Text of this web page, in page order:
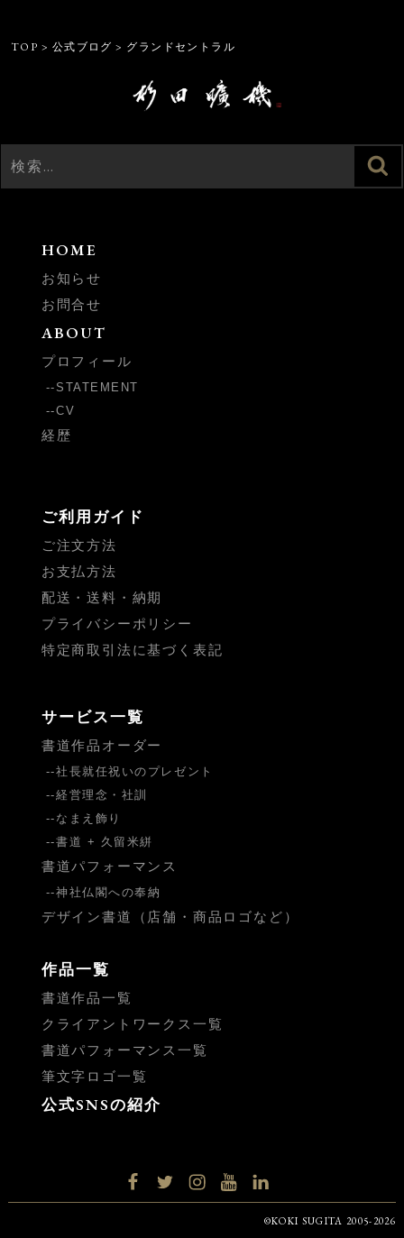
TOP > 公式ブログ > グランドセントラル
検
索:
HOME
お知らせ
お問合せ
ABOUT
プロフィール
STATEMENT
CV
経歴
ご利用ガイド
ご注文方法
お支払方法
配送・送料・納期
プライバシーポリシー
特定商取引法に基づく表記
サービス一覧
書道作品オーダー
社長就任祝いのプレゼント
経営理念・社訓
なまえ飾り
書道 + 久留米絣
書道パフォーマンス
神社仏閣への奉納
デザイン書道（店舗・商品ロゴなど）
作品一覧
書道作品一覧
クライアントワークス一覧
書道パフォーマンス一覧
筆文字ロゴ一覧
公式SNSの紹介
facebooktwitterinstagramYouTubeLinkedIn
©KOKI SUGITA 2005-2026